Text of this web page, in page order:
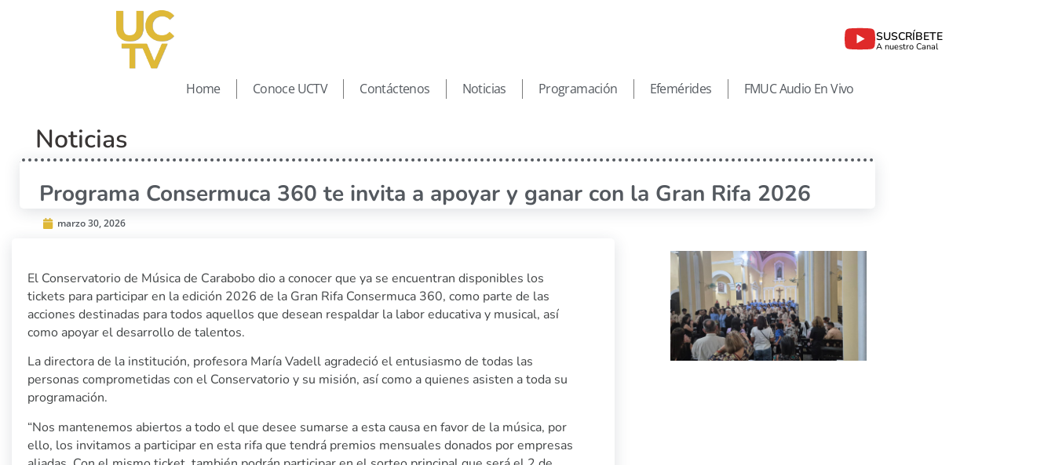
SUSCRÍBETE
A nuestro Canal
Home Conoce UCTV Contáctenos Noticias Programación Efemérides FMUC Audio En Vivo
Noticias
Programa Consermuca 360 te invita a apoyar y ganar con la Gran Rifa 2026
marzo 30, 2026
El Conservatorio de Música de Carabobo dio a conocer que ya se encuentran disponibles los
tickets para participar en la edición 2026 de la Gran Rifa Consermuca 360, como parte de las
acciones destinadas para todos aquellos que desean respaldar la labor educativa y musical, así
como apoyar el desarrollo de talentos.
La directora de la institución, profesora María Vadell agradeció el entusiasmo de todas las
personas comprometidas con el Conservatorio y su misión, así como a quienes asisten a toda su
programación.
“Nos mantenemos abiertos a todo el que desee sumarse a esta causa en favor de la música, por
ello, los invitamos a participar en esta rifa que tendrá premios mensuales donados por empresas